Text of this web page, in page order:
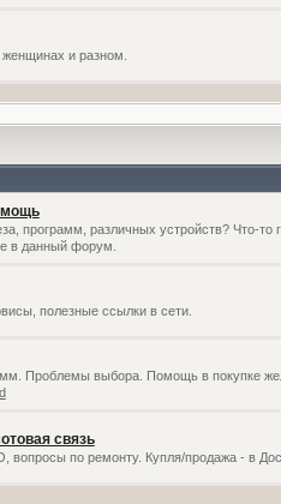
и разном.
программ, различных устройств? Что-то
в данный форум.
полезные ссылки в сети.
Проблемы выбора. Помощь в покупке
связь
вопросы по ремонту. Купля/продажа - в